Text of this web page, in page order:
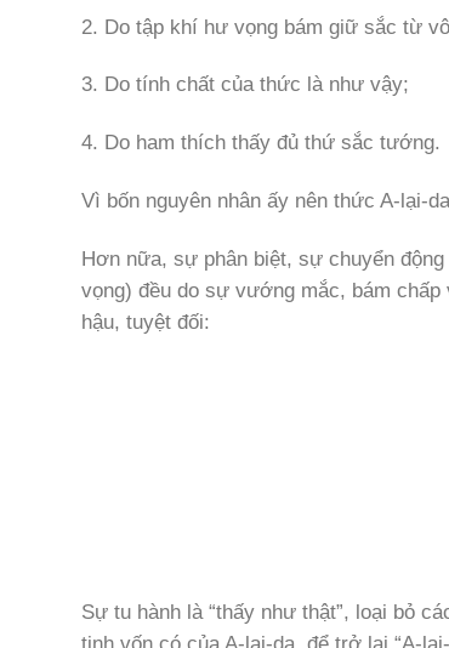
2. Do tập khí hư vọng bám giữ sắc từ
3. Do tính chất của thức là như vậy;
4. Do ham thích thấy đủ thứ sắc tướng.
Vì bốn nguyên nhân ấy nên thức A-lại-
Hơn nữa, sự phân biệt, sự chuyển
vọng) đều do sự vướng mắc, bám
hậu, tuyệt đối:
Sự tu hành là “thấy như thật”, loại bỏ